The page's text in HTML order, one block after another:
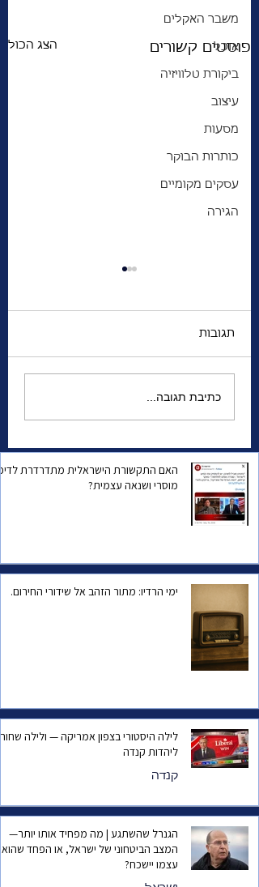
משבר האקלים
אוכל
ביקורת טלוויזיה
עיצוב
מסעות
כותרות הבוקר
עסקים מקומיים
הגירה
פוסטים קשורים הצג הכול
הרצוג בביקור בטורונטו
תגובות
כתיבת תגובה...
האם התקשורת הישראלית מתדרדרת
מוסרי ושנאה עצמית?
ימי הרדיו: מתור הזהב אל שידורי החירום.
לילה היסטורי בצפון אמריקה — ולילה שחור
ליהדות קנדה
קנדה
הגנרל שהשתגע | מה מפחיד אותו יותר—
המצב הביטחוני של ישראל, או הפחד שהוא
עצמו יישכח?